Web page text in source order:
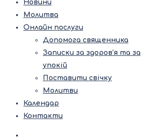
Новини
Молитва
Онлайн послуги
Допомога священника
Записки за здоров’я та за
упокій
Поставити свічку
Молитви
Календар
Контакти